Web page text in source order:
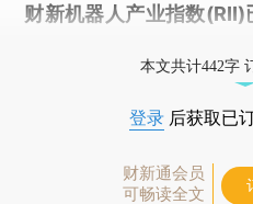
财新机器人产业指数(RII)
本文共计442字
登录 后获取已
财新通会员
可畅读全文